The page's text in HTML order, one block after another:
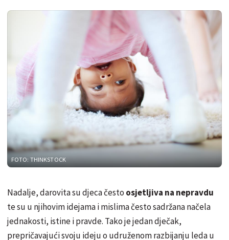
FOTO: THINKSTOCK
Nadalje, darovita su djeca često osjetljiva na nepravdu
te su u njihovim idejama i mislima često sadržana načela
jednakosti, istine i pravde. Tako je jedan dječak,
prepričavajući svoju ideju o udruženom razbijanju leda u